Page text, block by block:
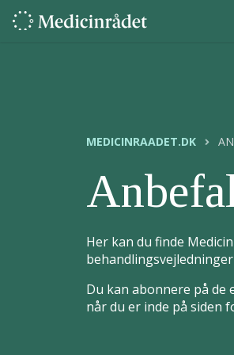
MEDICINRAADET.DK
Her kan du finde
Du kan abonnere på
når du er inde på siden